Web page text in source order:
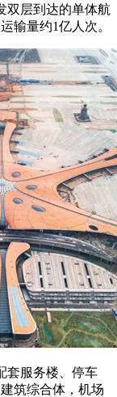
双层到达的单体航
输量约1亿人次。
服务楼、停车
筑综合体，机场